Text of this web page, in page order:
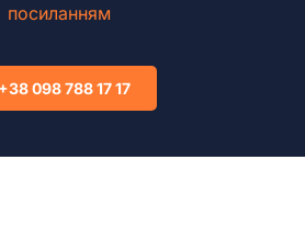
посиланням
+38 098 788 17 17